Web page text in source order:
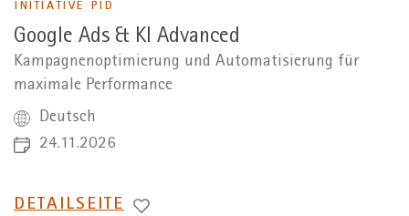
INITIATIVE PID
Google Ads & KI Advanced
Kampagnenoptimierung und Automatisierung für
maximale Performance
Deutsch
24.11.2026
WECHSEL
DETAILSEITE